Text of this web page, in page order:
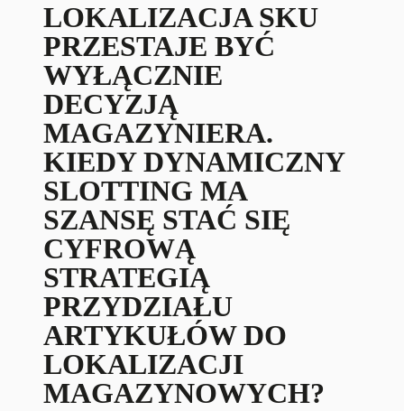
LOKALIZACJA SKU
PRZESTAJE BYĆ
WYŁĄCZNIE
DECYZJĄ
MAGAZYNIERA.
KIEDY DYNAMICZNY
SLOTTING MA
SZANSĘ STAĆ SIĘ
CYFROWĄ
STRATEGIĄ
PRZYDZIAŁU
ARTYKUŁÓW DO
LOKALIZACJI
MAGAZYNOWYCH?